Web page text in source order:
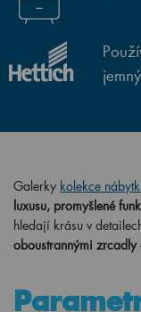
Galerky kolekce
luxusu, promyšlené
hledají krásu v
oboustrannými zrcadly